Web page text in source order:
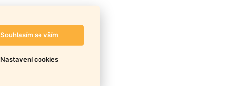
Souhlasím se vším
Nastavení cookies